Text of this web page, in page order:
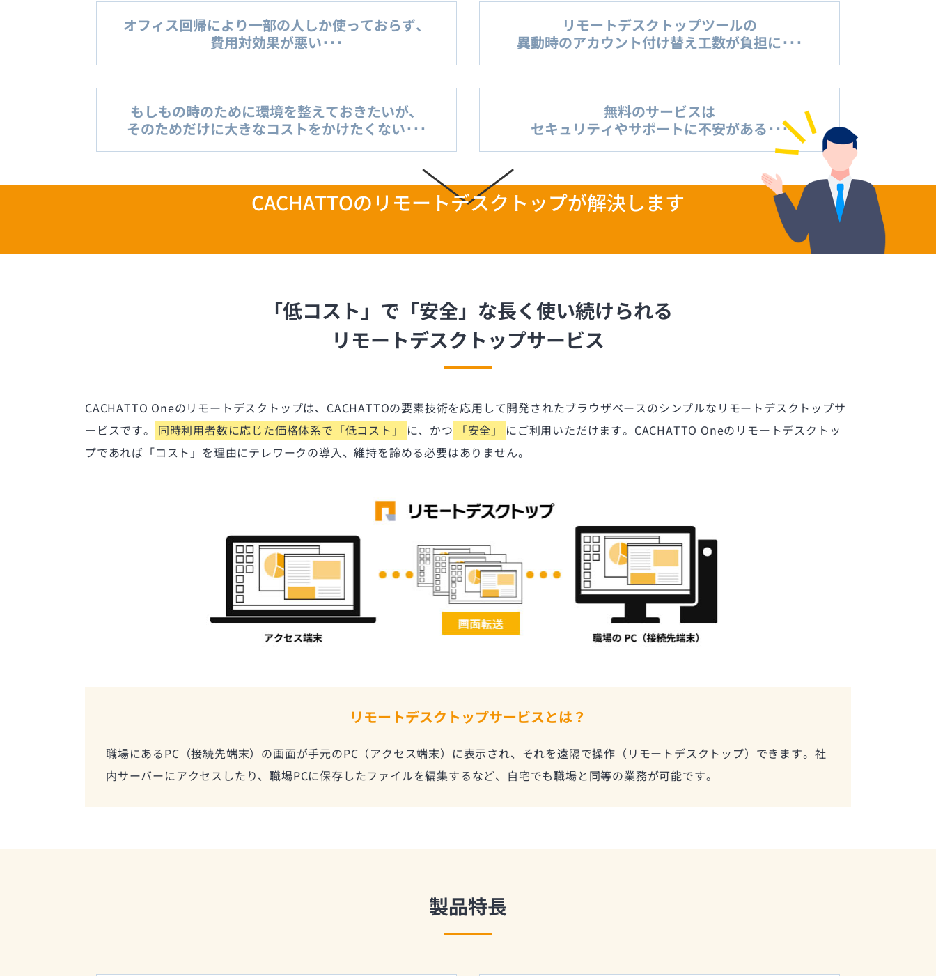
オフィス回帰により一部の人しか使っておらず、
費用対効果が悪い･･･
リモートデスクトップツールの
異動時のアカウント付け替え工数が負担に･･･
もしもの時のために環境を整えておきたいが、
そのためだけに大きなコストをかけたくない･･･
無料のサービスは
セキュリティやサポートに不安がある･･･
CACHATTOのリモートデスクトップが解決します
「低コスト」で「安全」な長く使い続けられる
リモートデスクトップサービス
CACHATTO Oneのリモートデスクトップは、CACHATTOの要素技術を応用して開発されたブラウザベースのシンプルなリモートデスクトップサ
ービスです。
同時利用者数に応じた価格体系で「低コスト」 に、かつ 「安全」
にご利用いただけます。CACHATTO Oneのリモートデスクトッ
プであれば「コスト」を理由にテレワークの導入、維持を諦める必要はありません。
リモートデスクトップサービスとは？
職場にあるPC（接続先端末）の画面が手元のPC（アクセス端末）に表示され、それを遠隔で操作（リモートデスクトップ）できます。社
内サーバーにアクセスしたり、職場PCに保存したファイルを編集するなど、自宅でも職場と同等の業務が可能です。
製品特長